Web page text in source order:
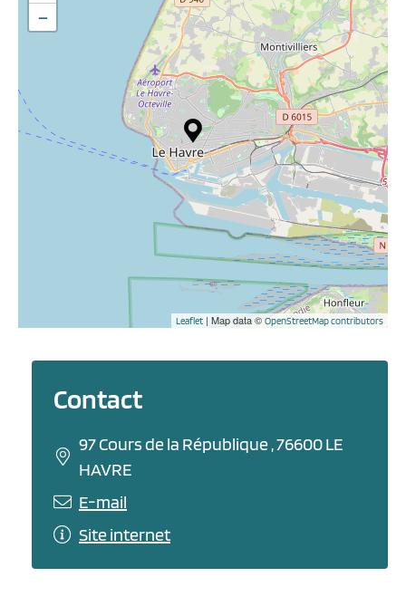
−
Leaflet | Map data ©OpenStreetMap contributors
Contact
97 Cours de la République , 76600 LE
HAVRE
E-mail
Site internet